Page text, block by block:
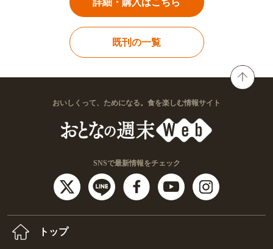
既刊の一覧
おいしくって、ためになる。食を楽しむ情報サイト
SNSで最新情報をチェック
トップ